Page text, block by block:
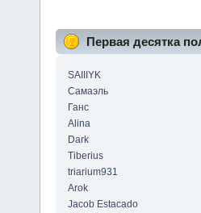
Первая десятка
SAIIIYK
Самаэль
Ганс
Alina
Dark
Tiberius
triarium931
Arok
Jacob Estacado